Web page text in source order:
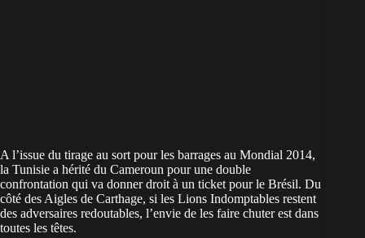
A l’issue du tirage au sort pour les barrages au Mondial 2014,
la Tunisie a hérité du Cameroun pour une double
confrontation qui va donner droit à un ticket pour le Brésil. Du
côté des Aigles de Carthage, si les Lions Indomptables restent
des adversaires redoutables, l’envie de les faire chuter est dans
toutes les têtes.